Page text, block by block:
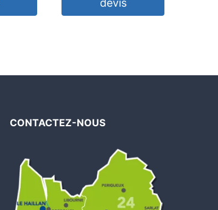
devis
CONTACTEZ-NOUS